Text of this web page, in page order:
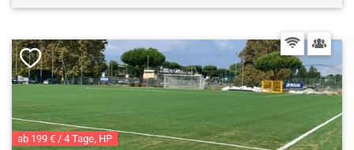
ab 199 € / 4 Tage, HP